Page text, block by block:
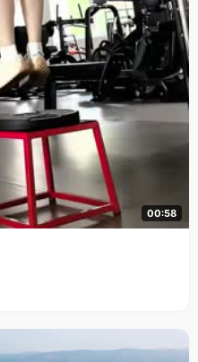
00:58